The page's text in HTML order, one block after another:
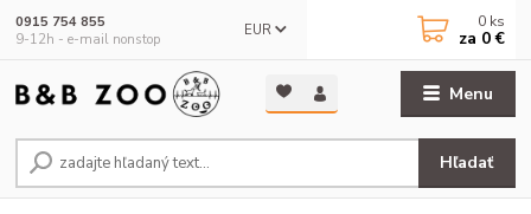
Menu
EUR
Hľadať
0915 754 855
9-12h - e-mail nonstop
0 ks
za 0 €